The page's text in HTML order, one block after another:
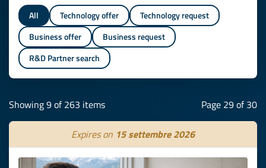
All Technology offer
Technology request
Business offer
Business request
R&D Partner search
Showing 9 of 263 items Page 29 of 30
Expires on 15 settembre 2026